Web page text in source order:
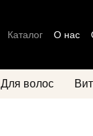
Каталог О нас
Для волос